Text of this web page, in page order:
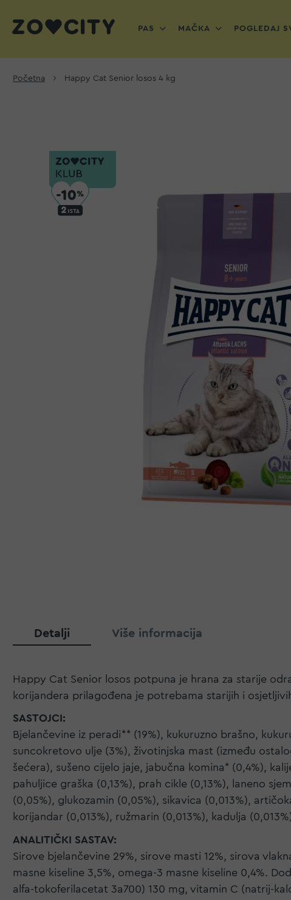
PAS MAČKA POGLEDAJ
Početna Happy Cat Senior losos 4 kg
Detalji
Happy Cat Senior losos potpuna je hrana za starije
korijandera prilagođena je potrebama starijih i
SASTOJCI:
Bjelančevine iz peradi** (19%), kukuruzno brašno,
suncokretovo ulje (3%), životinjska mast (između
šećera), sušeno cijelo jaje, jabučna komina* (0,4%),
pahuljice graška (0,13%), prah cikle (0,13%), laneno
(0,05%), glukozamin (0,05%), sikavica (0,013%),
korijandar (0,013%), ružmarin (0,013%), kadulja
ANALITIČKI SASTAV:
Sirove bjelančevine 29%, sirove masti 12%, sirova
masne kiseline 3,5%, omega-3 masne kiseline 0,4%.
alfa-tokoferilacetat 3a700) 130 mg, vitamin C (natrij-
Više informacija